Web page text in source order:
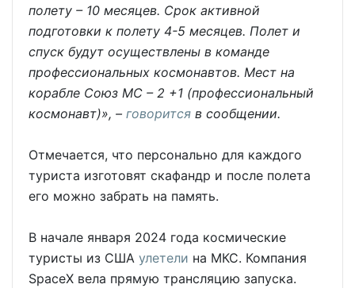
полету – 10 месяцев. Срок активной
подготовки к полету 4-5 месяцев. Полет и
спуск будут осуществлены в команде
профессиональных космонавтов. Мест на
корабле Союз МС – 2 +1 (профессиональный
космонавт)», – говорится в сообщении.
Отмечается, что персонально для каждого
туриста изготовят скафандр и после полета
его можно забрать на память.
В начале января 2024 года космические
туристы из США улетели на МКС. Компания
SpaceX вела прямую трансляцию запуска.